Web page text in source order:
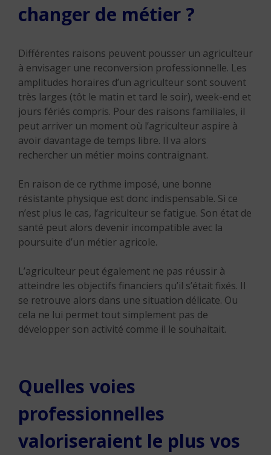
changer de métier ?
Différentes raisons peuvent pousser un agriculteur
à envisager une reconversion professionnelle. Les
amplitudes horaires d’un agriculteur sont souvent
très larges (tôt le matin et tard le soir), week-end et
jours fériés compris. Pour des raisons familiales, il
peut arriver un moment où l’agriculteur aspire à
avoir davantage de temps libre. Il va alors
rechercher un métier moins contraignant.
En raison de ce rythme imposé, une bonne
résistante physique est donc indispensable. Si ce
n’est plus le cas, l’agriculteur se fatigue. Son état de
santé peut alors devenir incompatible avec la
poursuite d’un métier agricole.
L’agriculteur peut également ne pas réussir à
atteindre les objectifs financiers qu’il s’était fixés. Il
se retrouve alors dans une situation délicate. Ou
cela ne lui permet tout simplement pas de
développer son activité comme il le souhaitait.
Quelles voies
professionnelles
valoriseraient le plus vos